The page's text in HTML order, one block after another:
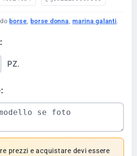
borse, borse donna,marina galanti.
PZ.
prezzi e acquistare devi essere